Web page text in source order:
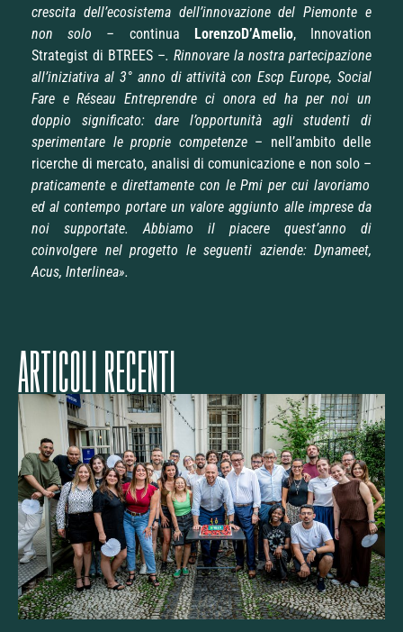
crescita dell’ecosistema dell’innovazione del Piemonte e
non solo – continua LorenzoD’Amelio, Innovation
Strategist di BTREES –. Rinnovare la nostra partecipazione
all’iniziativa al 3° anno di attività con Escp Europe, Social
Fare e Réseau Entreprendre ci onora ed ha per noi un
doppio significato: dare l’opportunità agli studenti di
sperimentare le proprie competenze – nell’ambito delle
ricerche di mercato, analisi di comunicazione e non solo –
praticamente e direttamente con le Pmi per cui lavoriamo
ed al contempo portare un valore aggiunto alle imprese da
noi supportate. Abbiamo il piacere quest’anno di
coinvolgere nel progetto le seguenti aziende: Dynameet,
Acus, Interlinea».
ARTICOLI RECENTI